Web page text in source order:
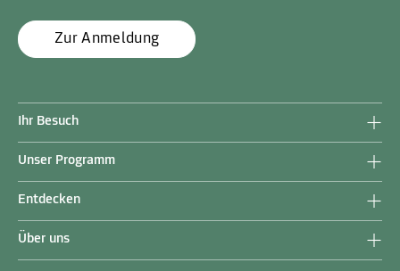
Zur Anmeldung
Ihr Besuch
Unser Programm
Entdecken
Über uns